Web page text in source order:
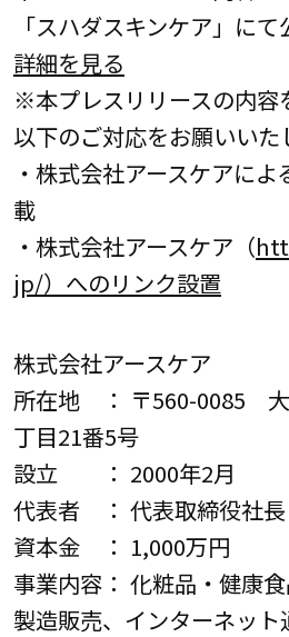
「スハダスキンケア」にて
詳細を見る
※本プレスリリースの内容
以下のご対応をお願いいた
・株式会社アースケアに
載
・株式会社アースケア（
jp/）へのリンク設置
株式会社アースケア
所在地 ： 〒560-0085 大
丁目21番5号
設立 ： 2000年2月
代表者 ： 代表取締役社
資本金 ： 1,000万円
事業内容： 化粧品・健康
製造販売、インターネット